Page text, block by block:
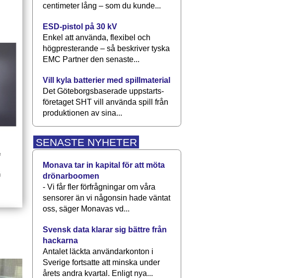
centimeter lång – som du kunde...
ESD-pistol på 30 kV
Enkel att använda, flexibel och
högpresterande – så beskriver tyska
EMC Partner den senaste...
Vill kyla batterier med spillmaterial
Det Göteborgsbaserade upp­starts­
företaget SHT vill använda spill från
produktionen av sina...
SENASTE NYHETER
Monava tar in kapital för att möta
drönarboomen
- Vi får fler förfrågningar om våra
sensorer än vi någonsin hade väntat
oss, säger Monavas vd...
Svensk data klarar sig bättre från
hackarna
Antalet läckta användarkonton i
Sverige fortsatte att minska under
årets andra kvartal. Enligt nya...